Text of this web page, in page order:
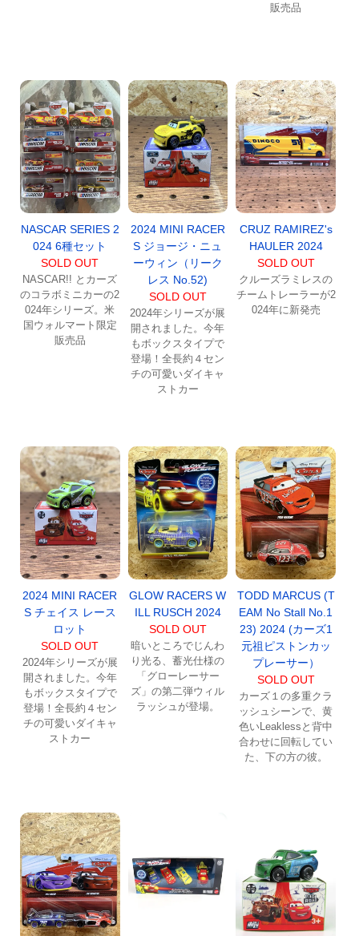
販売品
NASCAR SERIES 2
024 6種セット
SOLD OUT
NASCAR!! とカーズ
のコラボミニカーの2
024年シリーズ。米
国ウォルマート限定
販売品
2024 MINI RACER
S ジョージ・ニュ
ーウィン（リーク
レス No.52)
SOLD OUT
2024年シリーズが展
開されました。今年
もボックスタイプで
登場！全長約４セン
チの可愛いダイキャ
ストカー
CRUZ RAMIREZ's
HAULER 2024
SOLD OUT
クルーズラミレスの
チームトレーラーが2
024年に新発売
2024 MINI RACER
S チェイス レース
ロット
SOLD OUT
2024年シリーズが展
開されました。今年
もボックスタイプで
登場！全長約４セン
チの可愛いダイキャ
ストカー
GLOW RACERS W
ILL RUSCH 2024
SOLD OUT
暗いところでじんわ
り光る、蓄光仕様の
「グローレーサー
ズ」の第二弾ウィル
ラッシュが登場。
TODD MARCUS (T
EAM No Stall No.1
23) 2024 (カーズ1
元祖ピストンカッ
プレーサー）
SOLD OUT
カーズ１の多重クラ
ッシュシーンで、黄
色いLeaklessと背中
合わせに回転してい
た、下の方の彼。